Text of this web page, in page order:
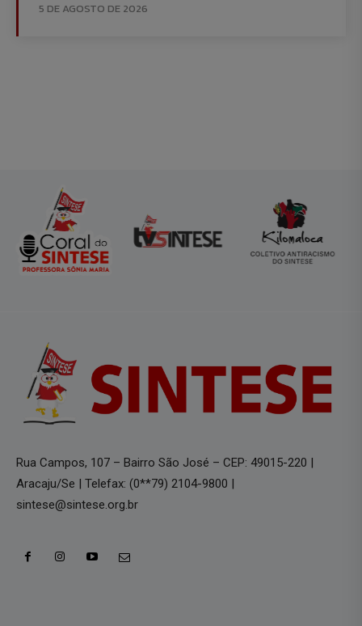
5 DE AGOSTO DE 2026
Rua Campos, 107 – Bairro São José – CEP: 49015-220 |
Aracaju/Se | Telefax: (0**79) 2104-9800 |
sintese@sintese.org.br